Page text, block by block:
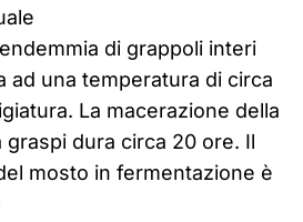
di grappoli interi
ad una temperatura di circa
La macerazione della
dura circa 20 ore. Il
mosto in fermentazione è